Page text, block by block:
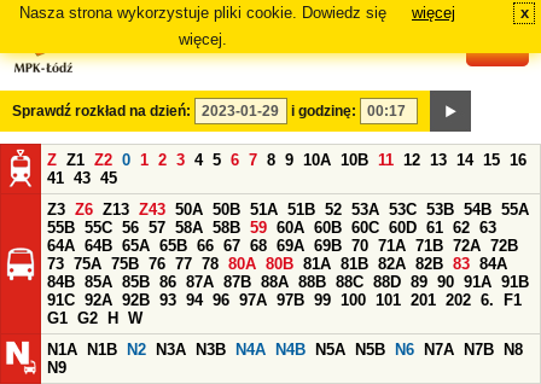
Nasza strona wykorzystuje pliki cookie. Dowiedz się
więcej.
więcej x
Sprawdź rozkład na dzień: i godzinę:
Z Z1 Z2 0 1 2 3 4 5 6 7 8 9 10A 10B 11 12 13 14 15 16
41 43 45
Z3 Z6 Z13 Z43 50A 50B 51A 51B 52 53A 53C 53B 54B 55A
55B 55C 56 57 58A 58B 59 60A 60B 60C 60D 61 62 63
64A 64B 65A 65B 66 67 68 69A 69B 70 71A 71B 72A 72B
73 75A 75B 76 77 78 80A 80B 81A 81B 82A 82B 83 84A
84B 85A 85B 86 87A 87B 88A 88B 88C 88D 89 90 91A 91B
91C 92A 92B 93 94 96 97A 97B 99 100 101 201 202 6.
F1
G1 G2 H
W
N1A
N1B N2 N3A N3B N4A N4B N5A N5B N6 N7A N7B
N8
N9